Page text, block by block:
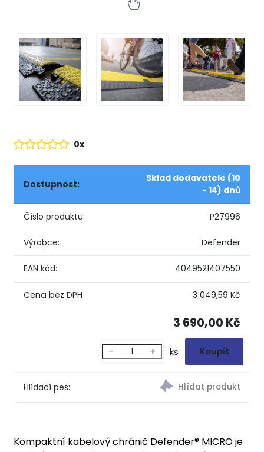
0x
Dostupnost:
Sklad dodavatele (10
- 14) dnů
Číslo produktu: P27996
Výrobce: Defender
EAN kód: 4049521407550
3 049,59 Kč
3 690,00 Kč
Hlídací pes:
- + ks
Kompaktní kabelový chránič Defender® MICRO je